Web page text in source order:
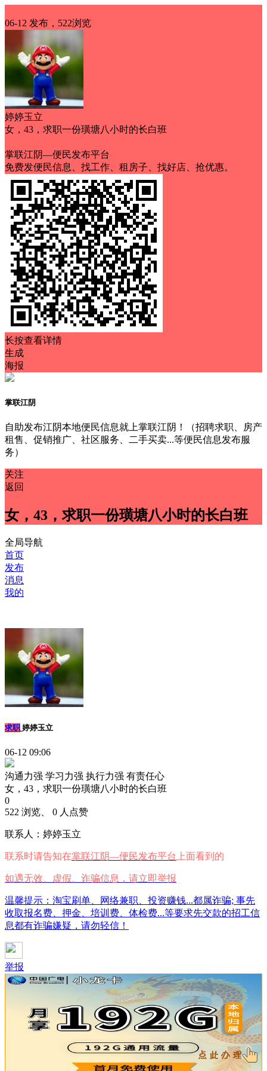
06-12 发布，522浏览
婷婷玉立
女，43，求职一份璜塘八小时的长白班
掌联江阴—便民发布平台
免费发便民信息、找工作、租房子、找好店、抢优惠。
长按查看详情
生成
海报
掌联江阴
自助发布江阴本地便民信息就上掌联江阴！（招聘求职、房产
租售、促销推广、社区服务、二手买卖...等便民信息发布服
务）
关注
返回
女，43，求职一份璜塘八小时的长白班
全局导航
首页
发布
消息
我的
求职 婷婷玉立
06-12 09:06
沟通力强 学习力强 执行力强 有责任心
女，43，求职一份璜塘八小时的长白班
0
522 浏览、 0 人点赞
联系人：婷婷玉立
联系时请告知在掌联江阴—便民发布平台 上面看到的
如遇无效、虚假、诈骗信息，请立即举报
温馨提示：淘宝刷单、网络兼职、投资赚钱...都属诈骗; 事先
收取报名费、押金、培训费、体检费...等要求先交款的招工信
息都有诈骗嫌疑，请勿轻信！
举报